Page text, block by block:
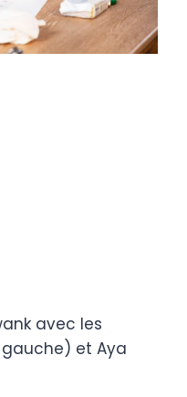
avec les
et Aya